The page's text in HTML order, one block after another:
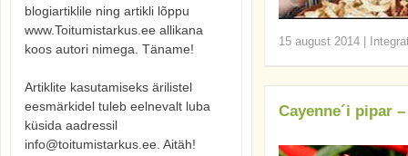
15 august 2014
Cayenne´i pipar
blogiartiklile ning artikli lõppu
www.Toitumistarkus.ee allikana
koos autori nimega. Täname!
Artiklite kasutamiseks ärilistel
eesmärkidel tuleb eelnevalt luba
küsida aadressil
info@toitumistarkus.ee. Aitäh!